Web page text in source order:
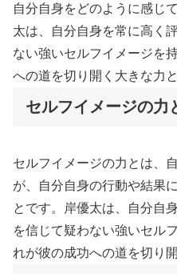
自分自身をどのように感じ
太は、自分自身を常に高く
ない強いセルフイメージを
への道を切り開く大きな力
セルフイメージの力
セルフイメージの力とは、
が、自分自身の行動や結果
とです。岸優太は、自分自
を信じて疑わない強いセル
れが彼の成功への道を切り